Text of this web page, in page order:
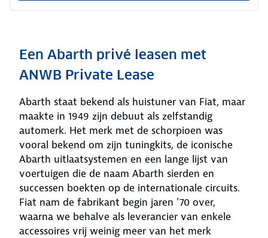
Een Abarth privé leasen met
ANWB Private Lease
Abarth staat bekend als huistuner van Fiat, maar
maakte in 1949 zijn debuut als zelfstandig
automerk. Het merk met de schorpioen was
vooral bekend om zijn tuningkits, de iconische
Abarth uitlaatsystemen en een lange lijst van
voertuigen die de naam Abarth sierden en
successen boekten op de internationale circuits.
Fiat nam de fabrikant begin jaren ’70 over,
waarna we behalve als leverancier van enkele
accessoires vrij weinig meer van het merk